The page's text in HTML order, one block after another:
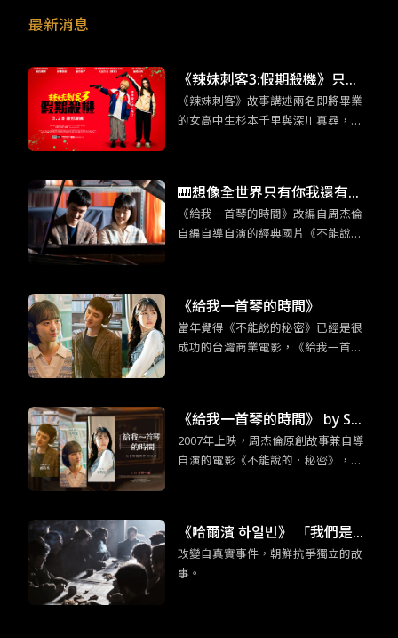
最新消息
《辣妹刺客3:假期殺機》只有
日本才能拍得出來的動作類型
《辣妹刺客》故事講述兩名即將畢業
的女高中生杉本千里與深川真尋，在
出奇妙的火花。
🎹想像全世界只有你我還有鋼
琴：《給我一首琴的時間》重
現經典的新浪漫
《給我一首琴的時間》改編自周杰倫
自編自導自演的經典國片《不能說的·
《給我一首琴的時間》
當年覺得《不能說的秘密》已經是很
成功的台灣商業電影，《給我一首琴
無倫是情節的細節上或是人物設定的
更動上，還是有原創性的巧思。
《給我一首琴的時間》 by So
mebody Sue／普通人
2007年上映，周杰倫原創故事兼自導
自演的電影《不能說的．秘密》，是
哥，至今仍能在電影主要取景地的淡
水，看見許多年輕的韓國女孩子來朝
聖。
《哈爾濱 하얼빈》 「我們是為
了死去的同志而活。」
改變自真實事件，朝鮮抗爭獨立的故
事。